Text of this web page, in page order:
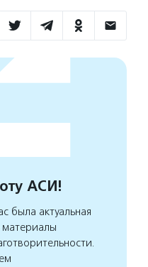
АСИ!
была актуальная